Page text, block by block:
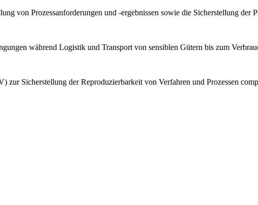
von Prozessanforderungen und -ergebnissen sowie die Sicherstellung der
während Logistik und Transport von sensiblen Gütern bis zum
Sicherstellung der Reproduzierbarkeit von Verfahren und Prozessen